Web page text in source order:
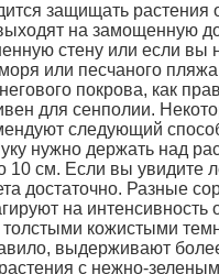
защищать растения
на замощенную
стену или если вы
или песчаного
покрова, как
для сенполии.
следующий
нужно держать над
10 см. Если вы увидите
достаточно. Разные
на интенсивность
толстыми кожистыми
выдерживают
с нежно-